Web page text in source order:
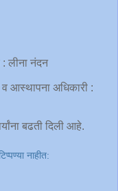
लीना नंदन
आस्थापना अधिकारी :
बढती दिली आहे.
नाहीत: